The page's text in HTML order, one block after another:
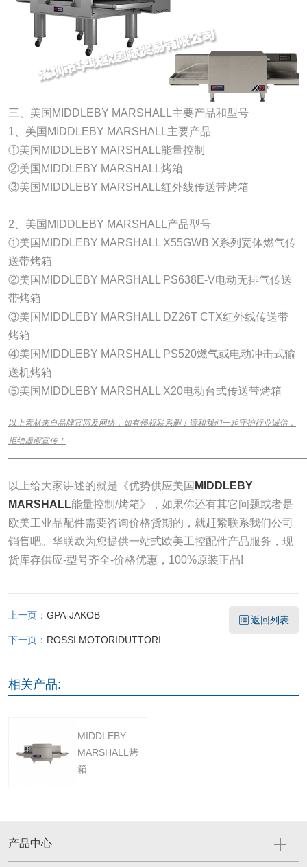
三、美国MIDDLEBY MARSHALL主要产品和型号
1、美国MIDDLEBY MARSHALL主要产品
①美国MIDDLEBY MARSHALL能量控制
②美国MIDDLEBY MARSHALL烤箱
③美国MIDDLEBY MARSHALL红外线传送带烤箱
2、美国MIDDLEBY MARSHALL产品型号
①美国MIDDLEBY MARSHALL X55GWB X系列宽体燃气传
送带烤箱
②美国MIDDLEBY MARSHALL PS638E-V电动无排气传送
带烤箱
③美国MIDDLEBY MARSHALL DZ26T CTX红外线传送带
烤箱
④美国MIDDLEBY MARSHALL PS520燃气或电动冲击式输
送机烤箱
⑤美国MIDDLEBY MARSHALL X20电动台式传送带烤箱
以上素材来自品牌官网及网络，如有侵权联系删！请和我们一起守护行业诚信，
拒绝虚假宣传！
以上给大家讲述的就是《优势供应美国 MIDDLEBY
MARSHALL能量控制/烤箱》，如果你还有其它问题或者是
欧美工业品配件需要咨询价格货期的，就赶紧联系我们公司
销售吧。华联欧为您提供一站式欧美工控配件产品服务，现
货库存供应-型号齐全-价格优惠，100%原装正品!
上一页： GPA-JAKOB
下一页： ROSSI MOTORIDUTTORI
返回列表
相关产品:
MIDDLEBY
MARSHALL烤
箱
产品中心